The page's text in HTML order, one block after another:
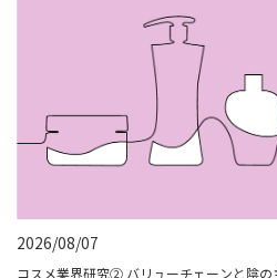
2026/08/07
コスメ業界研究② バリューチェーンと陰の